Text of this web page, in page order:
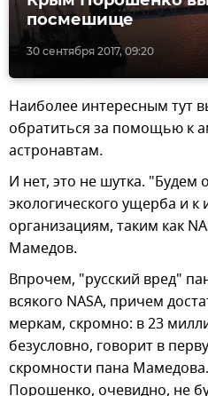
30 сентября 2017, 09:20
посмешище
Наиболее интересным тут
обратиться за помощью к
астронавтам.
И нет, это не шутка.
экологического ущерба и
организациям, таким как
Мамедов.
Впрочем, "русский вред"
всякого NASA, причем
меркам, скромно: в 23
безусловно, говорит в
скромности пана
Порошенко, очевидно, не